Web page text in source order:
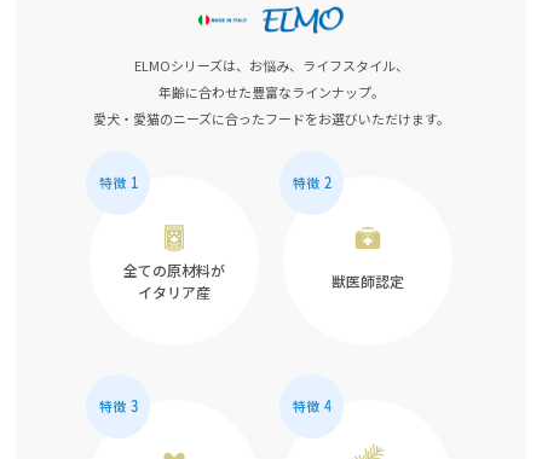
ELMOシリーズは、お悩み、ライフスタイル、
年齢に合わせた豊富なラインナップ。
愛犬・愛猫のニーズに合ったフードをお選びいただけます。
全ての原材料が
イタリア産
獣医師認定